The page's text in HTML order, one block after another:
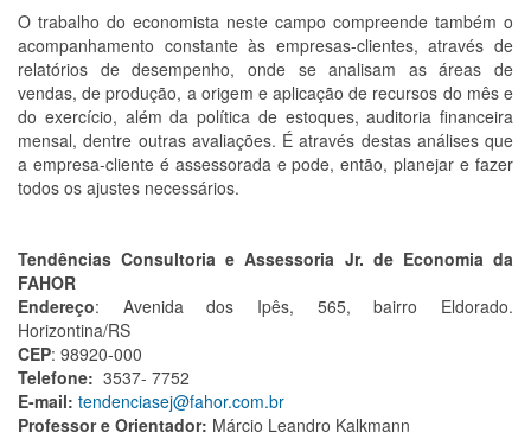
O trabalho do economista neste campo compreende também o
acompanhamento constante às empresas-clientes, através de
relatórios de desempenho, onde se analisam as áreas de
vendas, de produção, a origem e aplicação de recursos do mês e
do exercício, além da política de estoques, auditoria financeira
mensal, dentre outras avaliações. É através destas análises que
a empresa-cliente é assessorada e pode, então, planejar e fazer
todos os ajustes necessários.
Tendências Consultoria e Assessoria Jr. de Economia da
FAHOR
Endereço: Avenida dos Ipês, 565, bairro Eldorado.
Horizontina/RS
CEP: 98920-000
Telefone: 3537- 7752
E-mail: tendenciasej@fahor.com.br
Professor e Orientador: Márcio Leandro Kalkmann